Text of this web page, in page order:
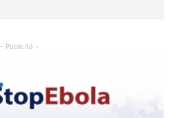
- Publicité -